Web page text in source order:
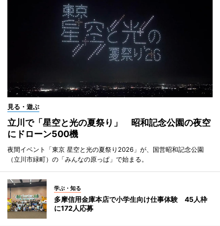
見る・遊ぶ
立川で「星空と光の夏祭り」 昭和記念公園の夜空
にドローン500機
夜間イベント「東京 星空と光の夏祭り2026」が、国営昭和記念公園
（立川市緑町）の「みんなの原っぱ」で始まる。
学ぶ・知る
多摩信用金庫本店で小学生向け仕事体験 45人枠
に172人応募